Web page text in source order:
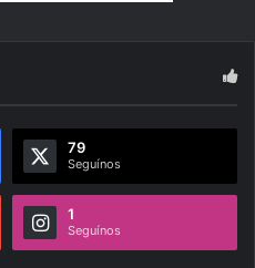
79
Seguínos
1
Seguínos